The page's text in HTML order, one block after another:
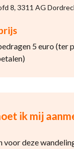
8, 3311 AG
5 euro (ter
ik mij
voor deze